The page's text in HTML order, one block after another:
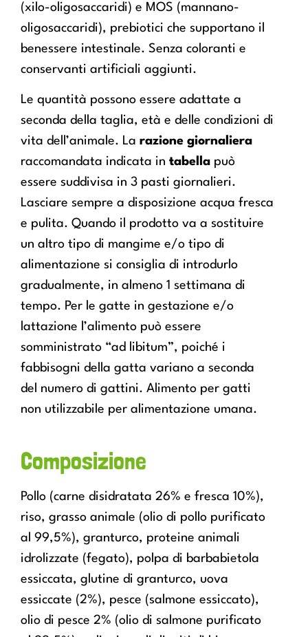
(xilo-oligosaccaridi) e MOS (mannano-
oligosaccaridi), prebiotici che supportano il
benessere intestinale. Senza coloranti e
conservanti artificiali aggiunti.
Le quantità possono essere adattate a
seconda della taglia, età e delle condizioni di
vita dell’animale. La razione giornaliera
raccomandata indicata in tabella può
essere suddivisa in 3 pasti giornalieri.
Lasciare sempre a disposizione acqua fresca
e pulita. Quando il prodotto va a sostituire
un altro tipo di mangime e/o tipo di
alimentazione si consiglia di introdurlo
gradualmente, in almeno 1 settimana di
tempo. Per le gatte in gestazione e/o
lattazione l’alimento può essere
somministrato “ad libitum”, poiché i
fabbisogni della gatta variano a seconda
del numero di gattini. Alimento per gatti
non utilizzabile per alimentazione umana.
Composizione
Pollo (carne disidratata 26% e fresca 10%),
riso, grasso animale (olio di pollo purificato
al 99,5%), granturco, proteine animali
idrolizzate (fegato), polpa di barbabietola
essiccata, glutine di granturco, uova
essiccate (2%), pesce (salmone essiccato),
olio di pesce 2% (olio di salmone purificato